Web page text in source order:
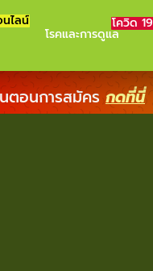
ไลน์
โรคและการดูแล
โควิด 19
อนการสมัคร กดที่นี่